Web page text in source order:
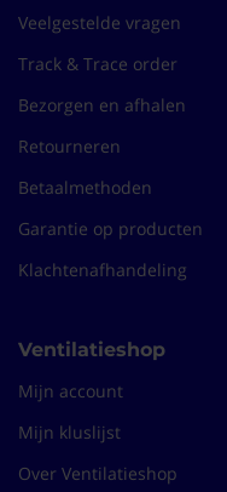
"Kwaliteitsproduct"
Betere kwaliteit dan te
Peter
04-03-2024
(10/10)
warmtepomp en dan
René
29-02-2024
Veelgestelde vragen
Track & Trace order
Bezorgen en afhalen
Retourneren
Betaalmethoden
Garantie op producten
Klachtenafhandeling
Ventilatieshop
Mijn account
Mijn kluslijst
Over Ventilatieshop